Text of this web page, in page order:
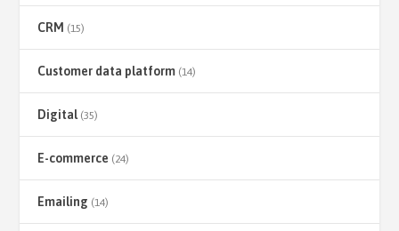
CRM (15)
Customer data platform (14)
Digital(35)
E-commerce (24)
Emailing (14)